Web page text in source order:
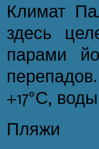
Климат
здесь
парами
+17°С,
Пляжи